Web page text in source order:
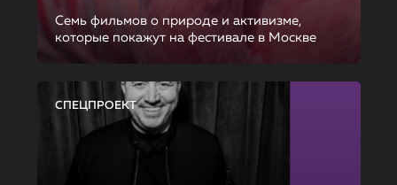
Семь фильмов о природе и активизме,
которые покажут на фестивале в Москве
СПЕЦПРОЕКТ